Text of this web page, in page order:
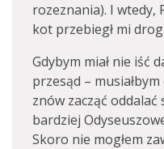
rozeznania). I wtedy,
kot przebiegł mi
Gdybym miał nie iść
przesąd –
znów zacząć
bardziej
Skoro nie mogłem